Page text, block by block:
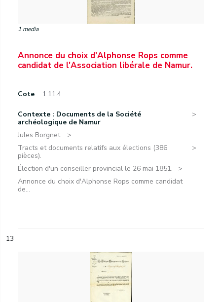
1 media
Annonce du choix d'Alphonse Rops comme
candidat de l'Association libérale de Namur.
Cote 1.11.4
Contexte : Documents de la Société
archéologique de Namur
Jules Borgnet.
Tracts et documents relatifs aux élections (386
pièces).
Élection d'un conseiller provincial le 26 mai 1851.
Annonce du choix d'Alphonse Rops comme candidat
de...
13